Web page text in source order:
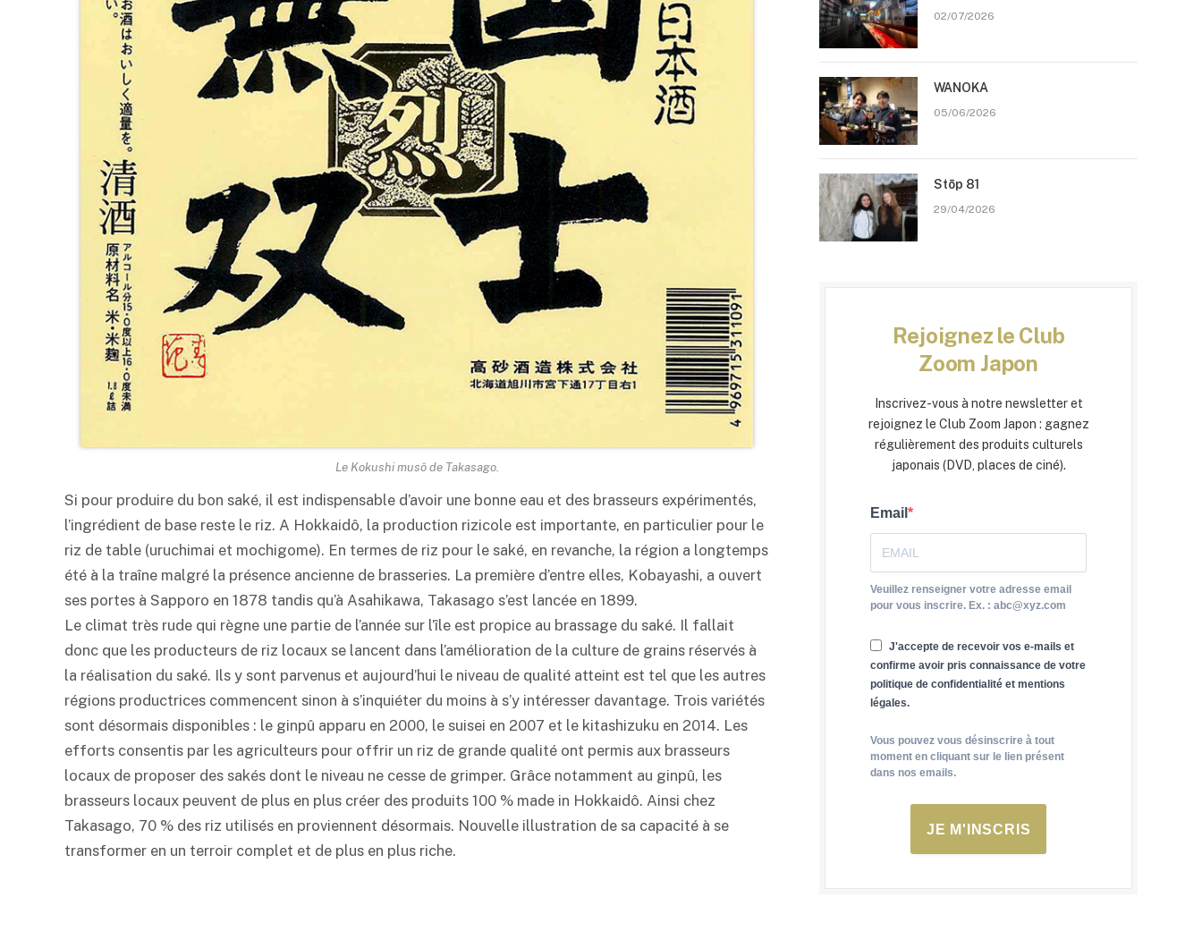
Le Kokushi musô de Takasago.
Si pour produire du bon saké, il est indispensable d’avoir une bonne eau et des brasseurs expérimentés,
l’ingrédient de base reste le riz. A Hokkaidô, la production rizicole est importante, en particulier pour le
riz de table (uruchimai et mochigome). En termes de riz pour le saké, en revanche, la région a longtemps
été à la traîne malgré la présence ancienne de brasseries. La première d’entre elles, Kobayashi, a ouvert
ses portes à Sapporo en 1878 tandis qu’à Asahikawa, Takasago s’est lancée en 1899.
Le climat très rude qui règne une partie de l’année sur l’île est propice au brassage du saké. Il fallait
donc que les producteurs de riz locaux se lancent dans l’amélioration de la culture de grains réservés à
la réalisation du saké. Ils y sont parvenus et aujourd’hui le niveau de qualité atteint est tel que les autres
régions productrices commencent sinon à s’inquiéter du moins à s’y intéresser davantage. Trois variétés
sont désormais disponibles : le ginpû apparu en 2000, le suisei en 2007 et le kitashizuku en 2014. Les
efforts consentis par les agriculteurs pour offrir un riz de grande qualité ont permis aux brasseurs
locaux de proposer des sakés dont le niveau ne cesse de grimper. Grâce notamment au ginpû, les
brasseurs locaux peuvent de plus en plus créer des produits 100 % made in Hokkaidô. Ainsi chez
Takasago, 70 % des riz utilisés en proviennent désormais. Nouvelle illustration de sa capacité à se
transformer en un terroir complet et de plus en plus riche.
02/07/2026
WANOKA
05/06/2026
Stōp 81
29/04/2026
Rejoignez le Club
Zoom Japon
Inscrivez-vous à notre newsletter et
rejoignez le Club Zoom Japon : gagnez
régulièrement des produits culturels
japonais (DVD, places de ciné).
Email
Veuillez renseigner votre adresse email
pour vous inscrire. Ex. : abc@xyz.com
J'accepte de recevoir vos e-mails et
confirme avoir pris connaissance de votre
politique de confidentialité et mentions
légales.
Vous pouvez vous désinscrire à tout
moment en cliquant sur le lien présent
dans nos emails.
JE M'INSCRIS